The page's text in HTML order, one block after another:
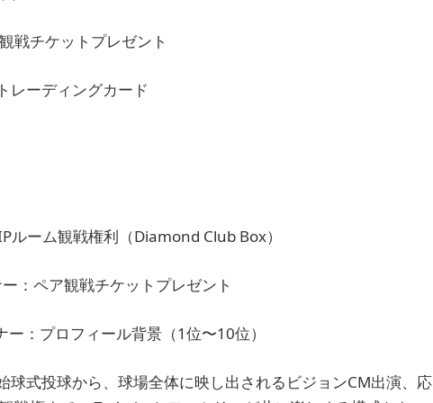
戦チケットプレゼント
レーディングカード
ルーム観戦権利（Diamond Club Box）
：ペア観戦チケットプレゼント
：プロフィール背景（1位〜10位）
球式投球から、球場全体に映し出されるビジョンCM出演、応